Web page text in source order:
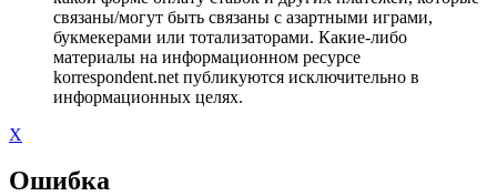
связаны/могут быть связаны с азартными играми,
букмекерами или тотализаторами. Какие-либо
материалы на информационном ресурсе
korrespondent.net публикуются исключительно в
информационных целях.
X
Ошибка